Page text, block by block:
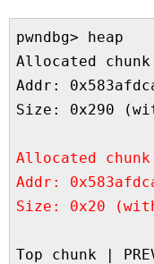
pwndbg> heap
Allocated chunk
Addr:
Size: 0x290
Allocated chunk
Addr:
Size: 0x20
Top chunk |